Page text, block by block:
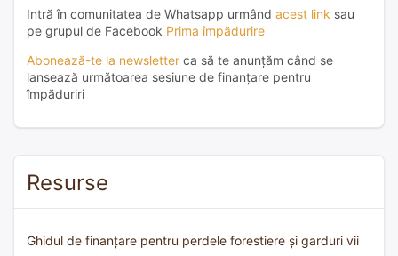
Intră în comunitatea de Whatsapp urmând acest link sau
pe grupul de Facebook Prima împădurire
Abonează-te la newsletter ca să te anunțăm când se
lansează următoarea sesiune de finanțare pentru
împăduriri
Resurse
Ghidul de finanțare pentru perdele forestiere și garduri vii